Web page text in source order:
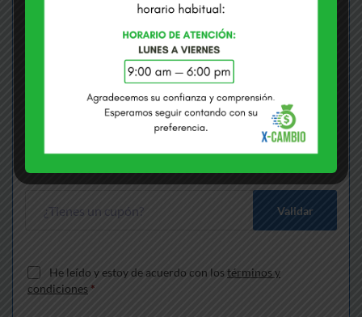
Dólares
Gana S/170.11más que cambiando en bancos
Validar
He leído y estoy de acuerdo con lostérminos y
condiciones*